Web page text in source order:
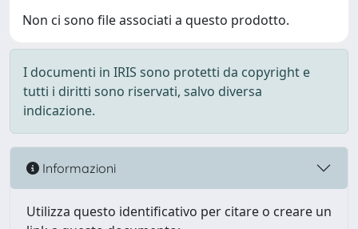
Non ci sono file associati a questo prodotto.
I documenti in IRIS sono protetti da copyright e
tutti i diritti sono riservati, salvo diversa
indicazione.
Informazioni
Utilizza questo identificativo per citare o creare un